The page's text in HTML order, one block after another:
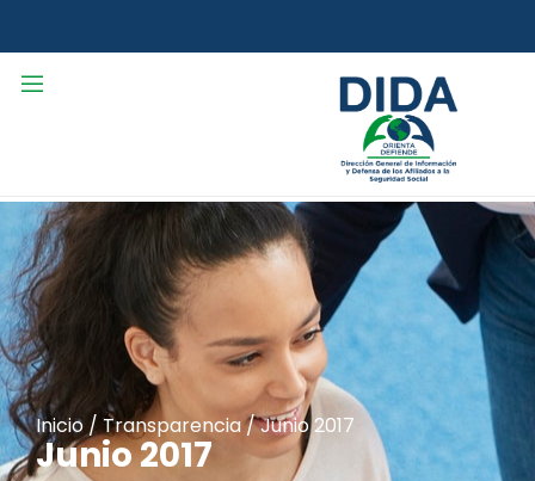
Inicio /Transparencia/Junio 2017
Junio 2017